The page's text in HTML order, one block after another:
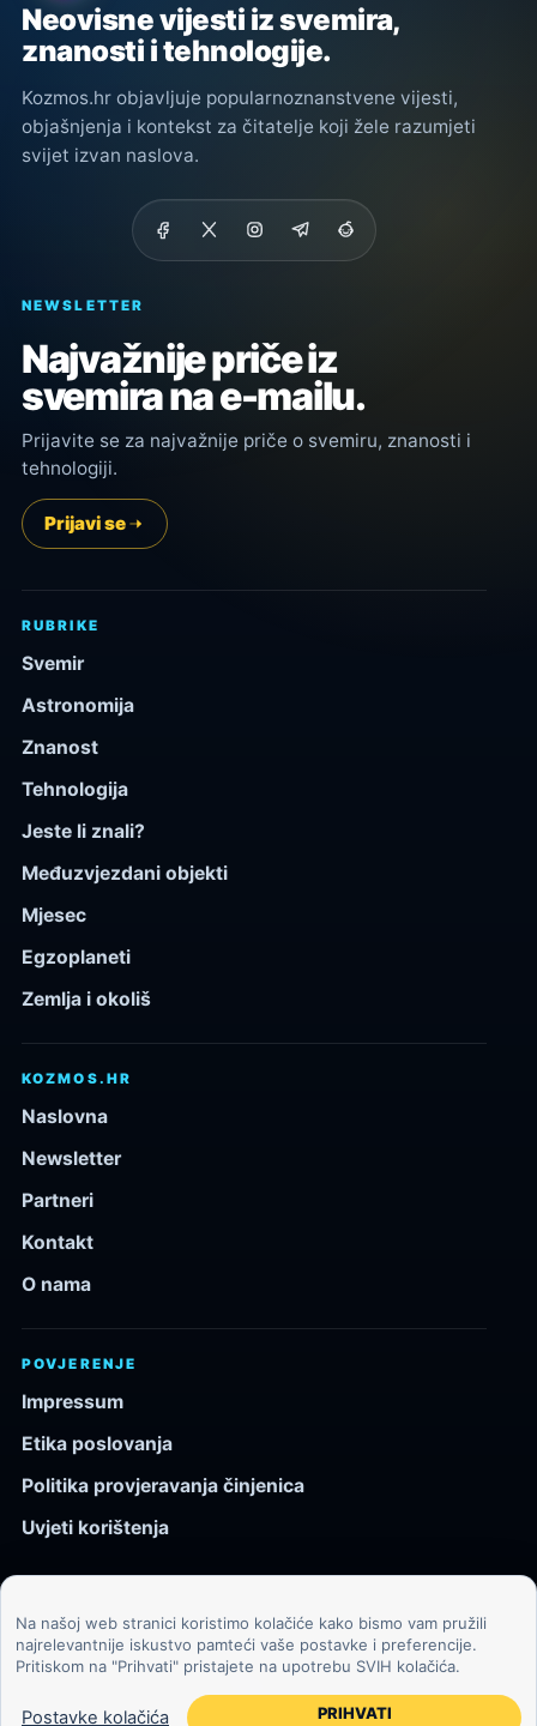
Neovisne vijesti iz svemira,
znanosti i tehnologije.
Kozmos.hr objavljuje popularnoznanstvene vijesti,
objašnjenja i kontekst za čitatelje koji žele razumjeti
svijet izvan naslova.
NEWSLETTER
Najvažnije priče iz
svemira na e-mailu.
Prijavite se za najvažnije priče o svemiru, znanosti i
tehnologiji.
Prijavi se
RUBRIKE
Svemir
Astronomija
Znanost
Tehnologija
Jeste li znali?
Međuzvjezdani objekti
Mjesec
Egzoplaneti
Zemlja i okoliš
KOZMOS.HR
Naslovna
Newsletter
Partneri
Kontakt
O nama
POVJERENJE
Impressum
Etika poslovanja
Politika provjeravanja činjenica
Uvjeti korištenja
© 2026 Kozmos.hr. Sva prava pridržana.
Svemir, znanost, tehnologija i velike ideje za znatiželjne
čitatelje.
Na našoj web stranici koristimo kolačiće kako bismo vam pružili
najrelevantnije iskustvo pamteći vaše postavke i preferencije.
Pritiskom na "Prihvati" pristajete na upotrebu SVIH kolačića.
Postavke kolačića PRIHVATI